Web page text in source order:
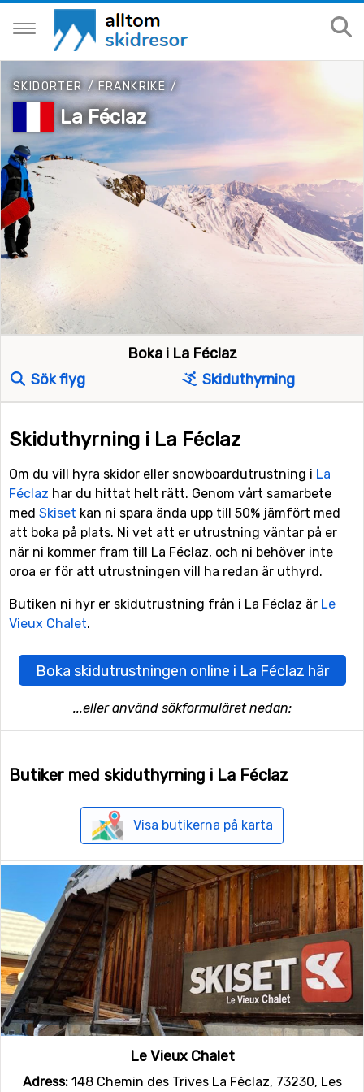
SKIDORTER /FRANKRIKE /
La Féclaz
Boka i La Féclaz
Sök flyg
Skiduthyrning
Skiduthyrning i La Féclaz
Om du vill hyra skidor eller snowboardutrustning i La
Féclaz har du hittat helt rätt. Genom vårt samarbete
med Skiset kan ni spara ända upp till 50% jämfört med
att boka på plats. Ni vet att er utrustning väntar på er
när ni kommer fram till La Féclaz, och ni behöver inte
oroa er för att utrustningen vill ha redan är uthyrd.
Butiken ni hyr er skidutrustning från i La Féclaz är Le
Vieux Chalet.
Boka skidutrustningen online i La Féclaz här
...eller använd sökformuläret nedan:
Butiker med skiduthyrning i La Féclaz
Visa butikerna på karta
Le Vieux Chalet
Adress:148 Chemin des Trives La Féclaz, 73230, Les